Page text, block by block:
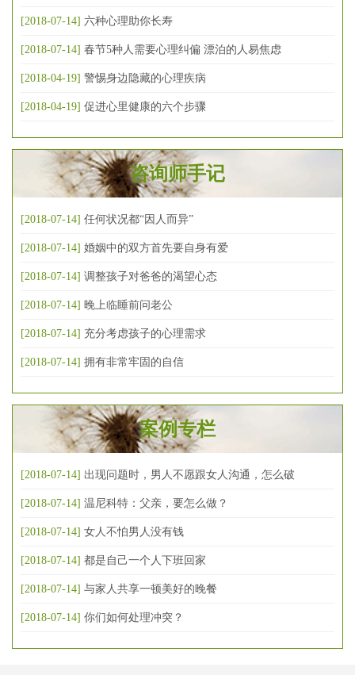
[2018-07-14] 六种心理助你长寿
[2018-07-14] 春节5种人需要心理纠偏 漂泊的人易焦虑
[2018-04-19] 警惕身边隐藏的心理疾病
[2018-04-19] 促进心里健康的六个步骤
咨询师手记
[2018-07-14] 任何状况都“因人而异”
[2018-07-14] 婚姻中的双方首先要自身有爱
[2018-07-14] 调整孩子对爸爸的渴望心态
[2018-07-14] 晚上临睡前问老公
[2018-07-14] 充分考虑孩子的心理需求
[2018-07-14] 拥有非常牢固的自信
案例专栏
[2018-07-14] 出现问题时，男人不愿跟女人沟通，怎么破
[2018-07-14] 温尼科特：父亲，要怎么做？
[2018-07-14] 女人不怕男人没有钱
[2018-07-14] 都是自己一个人下班回家
[2018-07-14] 与家人共享一顿美好的晚餐
[2018-07-14] 你们如何处理冲突？